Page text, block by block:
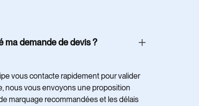
ma demande de devis ?
vous contacte rapidement pour valider
nous vous envoyons une proposition
marquage recommandées et les délais